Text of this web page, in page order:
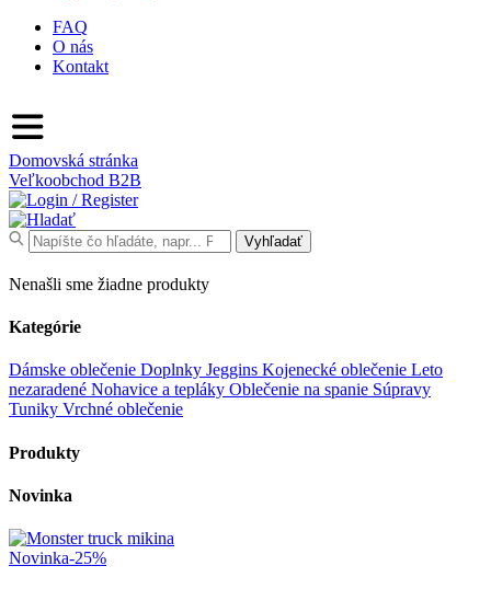
FAQ
O nás
Kontakt
Domovská stránka
Veľkoobchod B2B
Search
for:
Vyhľadať
Nenašli sme žiadne produkty
Kategórie
Dámske oblečenie Doplnky Jeggins Kojenecké oblečenie Leto
nezaradené Nohavice a tepláky Oblečenie na spanie Súpravy
Tuniky Vrchné oblečenie
Produkty
Novinka
Novinka-25%